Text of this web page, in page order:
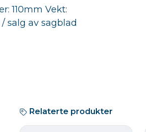
110mm Vekt:
salg av sagblad
Relaterte produkter